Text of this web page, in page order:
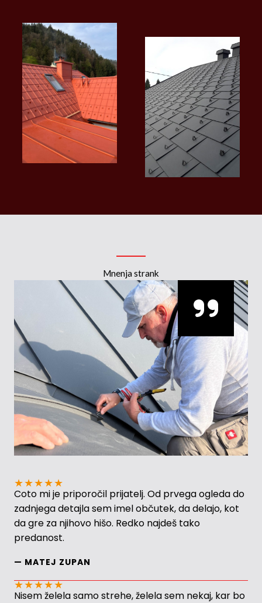
Mnenja strank
★★★★★
Coto mi je priporočil prijatelj. Od prvega ogleda do
zadnjega detajla sem imel občutek, da delajo, kot
da gre za njihovo hišo. Redko najdeš tako
predanost.
— MATEJ ZUPAN
★★★★★
Nisem želela samo strehe, želela sem nekaj, kar bo